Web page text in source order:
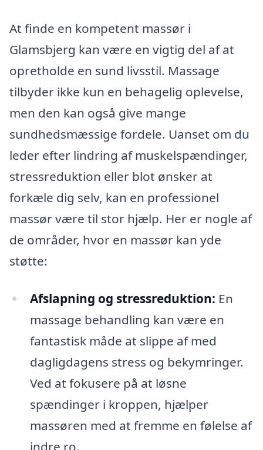
At finde en kompetent massør i
Glamsbjerg kan være en vigtig del af at
opretholde en sund livsstil. Massage
tilbyder ikke kun en behagelig oplevelse,
men den kan også give mange
sundhedsmæssige fordele. Uanset om du
leder efter lindring af muskelspændinger,
stressreduktion eller blot ønsker at
forkæle dig selv, kan en professionel
massør være til stor hjælp. Her er nogle af
de områder, hvor en massør kan yde
støtte:
Afslapning og stressreduktion: En
massage behandling kan være en
fantastisk måde at slippe af med
dagligdagens stress og bekymringer.
Ved at fokusere på at løsne
spændinger i kroppen, hjælper
massøren med at fremme en følelse af
indre ro.